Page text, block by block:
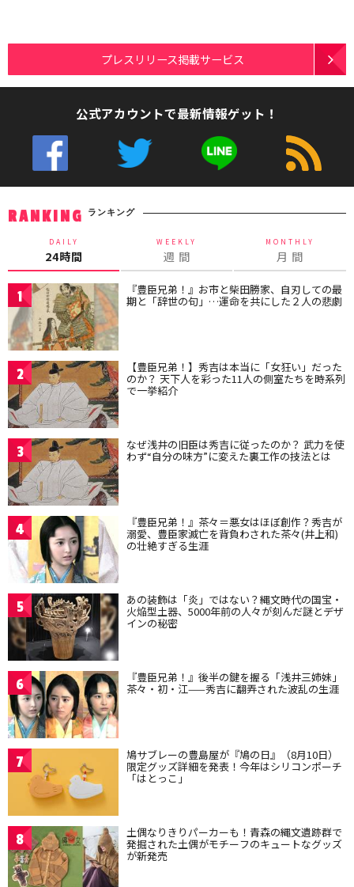
プレスリリース掲載サービス
公式アカウントで最新情報ゲット！
RANKING ランキング
DAILY
24時間
WEEKLY
週 間
MONTHLY
月 間
1 『豊臣兄弟！』お市と柴田勝家、自刃しての最
期と「辞世の句」…運命を共にした２人の悲劇
2 【豊臣兄弟！】秀吉は本当に「女狂い」だった
のか？ 天下人を彩った11人の側室たちを時系列
で一挙紹介
3 なぜ浅井の旧臣は秀吉に従ったのか？ 武力を使
わず“自分の味方”に変えた裏工作の技法とは
4 『豊臣兄弟！』茶々＝悪女はほぼ創作？秀吉が
溺愛、豊臣家滅亡を背負わされた茶々(井上和)
の壮絶すぎる生涯
5 あの装飾は「炎」ではない？縄文時代の国宝・
火焔型土器、5000年前の人々が刻んだ謎とデザ
インの秘密
6 『豊臣兄弟！』後半の鍵を握る「浅井三姉妹」
茶々・初・江——秀吉に翻弄された波乱の生涯
7 鳩サブレーの豊島屋が『鳩の日』（8月10日）
限定グッズ詳細を発表！今年はシリコンポーチ
「はとっこ」
8 土偶なりきりパーカーも！青森の縄文遺跡群で
発掘された土偶がモチーフのキュートなグッズ
が新発売